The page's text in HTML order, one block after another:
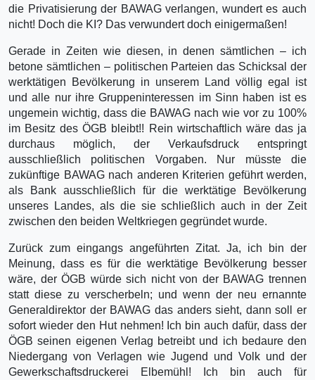
die Privatisierung der BAWAG verlangen, wundert es auch
nicht! Doch die KI? Das verwundert doch einigermaßen!
Gerade in Zeiten wie diesen, in denen sämtlichen – ich
betone sämtlichen – politischen Parteien das Schicksal der
werktätigen Bevölkerung in unserem Land völlig egal ist
und alle nur ihre Gruppeninteressen im Sinn haben ist es
ungemein wichtig, dass die BAWAG nach wie vor zu 100%
im Besitz des ÖGB bleibt!! Rein wirtschaftlich wäre das ja
durchaus möglich, der Verkaufsdruck entspringt
ausschließlich politischen Vorgaben. Nur müsste die
zukünftige BAWAG nach anderen Kriterien geführt werden,
als Bank ausschließlich für die werktätige Bevölkerung
unseres Landes, als die sie schließlich auch in der Zeit
zwischen den beiden Weltkriegen gegründet wurde.
Zurück zum eingangs angeführten Zitat. Ja, ich bin der
Meinung, dass es für die werktätige Bevölkerung besser
wäre, der ÖGB würde sich nicht von der BAWAG trennen
statt diese zu verscherbeln; und wenn der neu ernannte
Generaldirektor der BAWAG das anders sieht, dann soll er
sofort wieder den Hut nehmen! Ich bin auch dafür, dass der
ÖGB seinen eigenen Verlag betreibt und ich bedaure den
Niedergang von Verlagen wie Jugend und Volk und der
Gewerkschaftsdruckerei Elbemühl! Ich bin auch für